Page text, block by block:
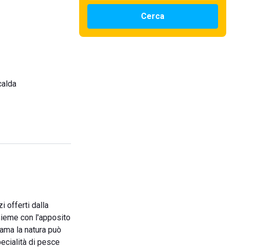
offerti dalla
con l'apposito
la natura può
di pesce
Cerca